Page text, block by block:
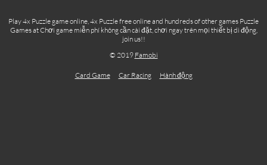
Play 4x Puzzle game online, 4x Puzzle free online and hundreds of other games Puzzle
Games at Chơi game miễn phí không cần cài đặt, chơi ngay trên mọi thiết bị di động,
join us!!
© 2019 Famobi
Card Game Car Racing Hành động